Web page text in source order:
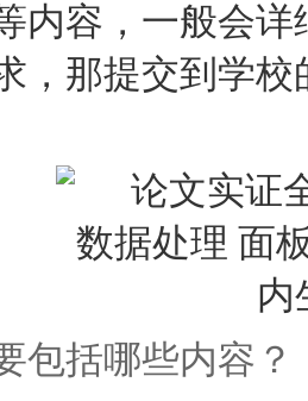
内容，一般会
，那提交到学
包括哪些内容？